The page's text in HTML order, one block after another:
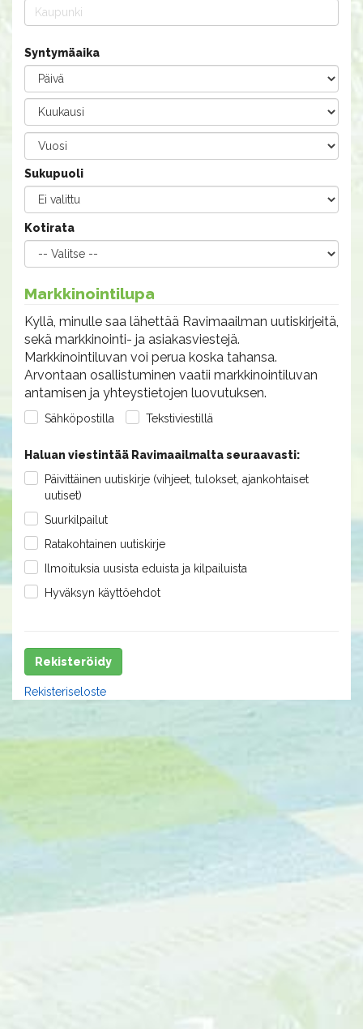
Syntymäaika
Sukupuoli
Kotirata
Markkinointilupa
Kyllä, minulle saa lähettää Ravimaailman uutiskirjeitä,
sekä markkinointi- ja asiakasviestejä.
Markkinointiluvan voi perua koska tahansa.
Arvontaan osallistuminen vaatii markkinointiluvan
antamisen ja yhteystietojen luovutuksen.
Sähköpostilla Tekstiviestillä
Haluan viestintää Ravimaailmalta seuraavasti:
Päivittäinen uutiskirje (vihjeet, tulokset, ajankohtaiset
uutiset)
Suurkilpailut
Ratakohtainen uutiskirje
Ilmoituksia uusista eduista ja kilpailuista
Hyväksyn käyttöehdot
Rekisteröidy
Rekisteriseloste